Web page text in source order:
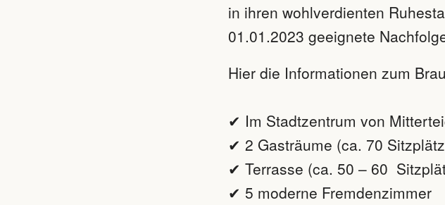
in ihren wohlverdienten
01.01.2023 geeignete
Hier die Informationen zum
✔ Im Stadtzentrum von
✔ 2 Gasträume (ca. 70
✔ Terrasse (ca. 50 – 60
✔ 5 moderne Fremdenzimmer